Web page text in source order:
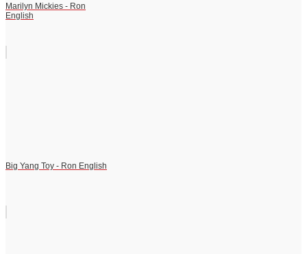
Marilyn Mickies - Ron
English
Big Yang Toy - Ron English